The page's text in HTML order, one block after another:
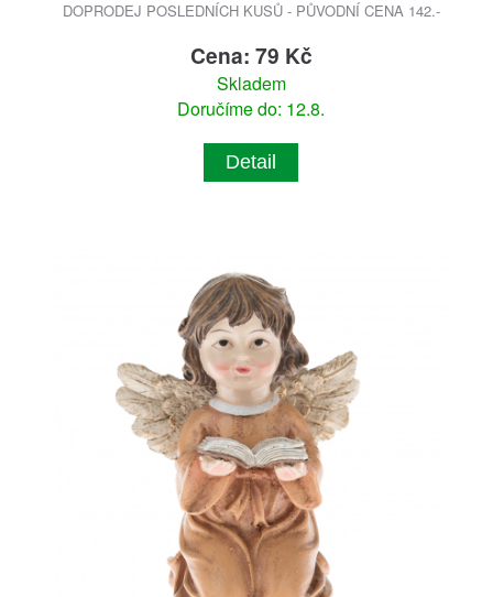
DOPRODEJ POSLEDNÍCH KUSŮ - PŮVODNÍ CENA 142.-
Cena: 79 Kč
Skladem
Doručíme do: 12.8.
Detail